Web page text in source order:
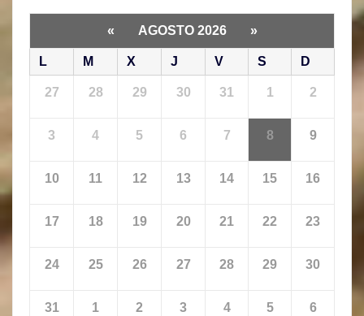
« AGOSTO 2026 »
L M X J V S D
27 28 29 30 31 1 2
3 4 5 6 7 8 9
10 11 12 13 14 15 16
17 18 19 20 21 22 23
24 25 26 27 28 29 30
31 1 2 3 4 5 6